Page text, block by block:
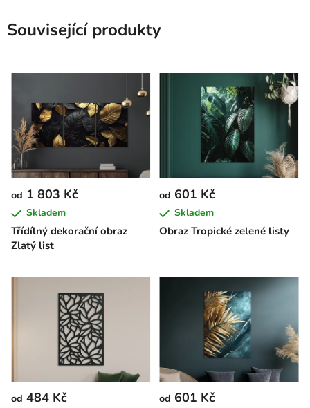
Související produkty
Třídílný dekorační obraz
Zlatý list
od 1 803 Kč
Skladem
Obraz Tropické zelené listy
od 601 Kč
Skladem
od 484 Kč od 601 Kč